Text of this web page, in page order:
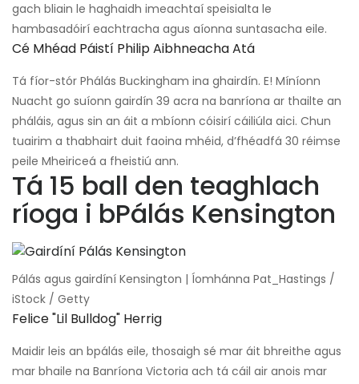
gach bliain le haghaidh imeachtaí speisialta le
hambasadóirí eachtracha agus aíonna suntasacha eile.
Cé Mhéad Páistí Philip Aibhneacha Atá
Tá fíor-stór Phálás Buckingham ina ghairdín. E! Míníonn
Nuacht go suíonn gairdín 39 acra na banríona ar thailte an
pháláis, agus sin an áit a mbíonn cóisirí cáiliúla aici. Chun
tuairim a thabhairt duit faoina mhéid, d’fhéadfá 30 réimse
peile Mheiriceá a fheistiú ann.
Tá 15 ball den teaghlach
ríoga i bPálás Kensington
Pálás agus gairdíní Kensington | Íomhánna Pat_Hastings /
iStock / Getty
Felice "lil Bulldog" Herrig
Maidir leis an bpálás eile, thosaigh sé mar áit bhreithe agus
mar bhaile na Banríona Victoria ach tá cáil air anois mar